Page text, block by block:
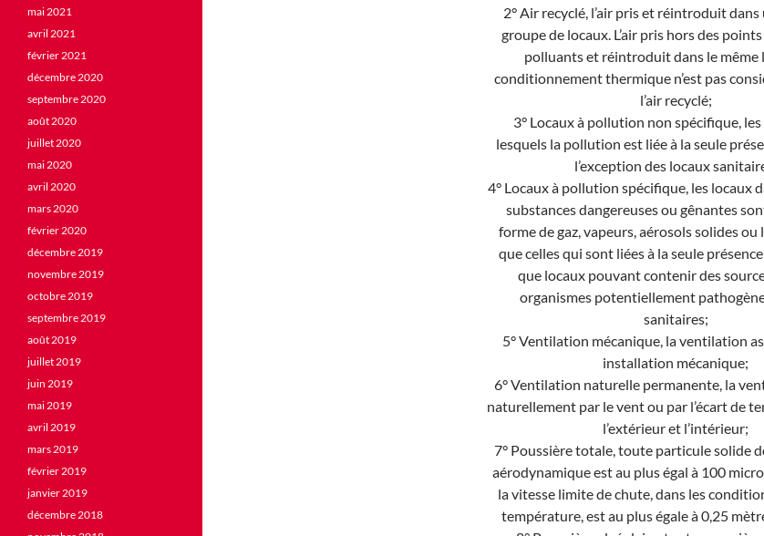
2° Air recyclé, l’air pris et réintroduit dans
groupe de locaux. L’air pris hors des
polluants et réintroduit dans le même
conditionnement thermique n’est pas
l’air recyclé;
3° Locaux à pollution non spécifique,
lesquels la pollution est liée à la seule
l’exception des locaux
4° Locaux à pollution spécifique, les locaux
substances dangereuses ou gênantes
forme de gaz, vapeurs, aérosols solides
que celles qui sont liées à la seule
que locaux pouvant contenir des
organismes potentiellement
sanitaires;
5° Ventilation mécanique, la ventilation
installation mécanique;
6° Ventilation naturelle permanente, la
naturellement par le vent ou par l’écart de
l’extérieur et l’intérieur;
7° Poussière totale, toute particule solide
aérodynamique est au plus égal à 100
la vitesse limite de chute, dans les
température, est au plus égale à 0,25
mai 2021
avril 2021
février 2021
décembre 2020
septembre 2020
août 2020
juillet 2020
mai 2020
avril 2020
mars 2020
février 2020
décembre 2019
novembre 2019
octobre 2019
septembre 2019
août 2019
juillet 2019
juin 2019
mai 2019
avril 2019
mars 2019
février 2019
janvier 2019
décembre 2018